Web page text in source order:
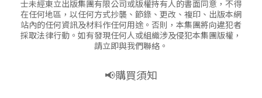
士未經東立出版集團有限公司或版權持有人的書面同意，不得
在任何地區，以任何方式抄襲、節錄、更改、複印、出版本網
站內的任何資訊及材料作任何用途。否則，本集團將向違犯者
採取法律行動。如有發現任何人或組織涉及侵犯本集團版權，
請立即與我們聯絡。
📢購買須知